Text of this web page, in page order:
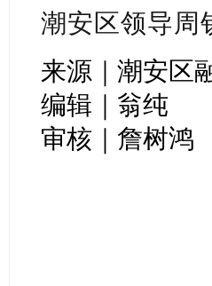
潮安区领导周
来源｜潮安区
编辑｜翁纯
审核｜詹树鸿